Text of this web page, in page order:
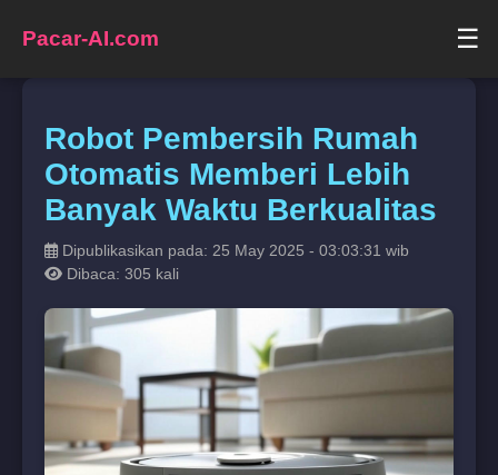
Pacar-AI.com ☰
Robot Pembersih Rumah
Otomatis Memberi Lebih
Banyak Waktu Berkualitas
Dipublikasikan pada: 25 May 2025 - 03:03:31 wib
Dibaca: 305 kali